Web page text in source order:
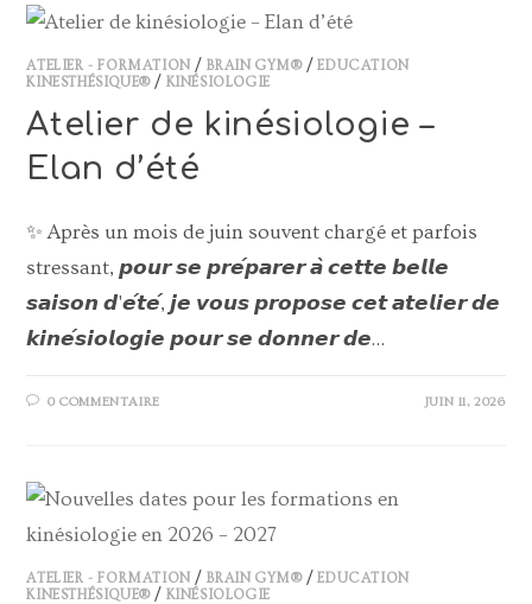
ATELIER - FORMATION / BRAIN GYM®/EDUCATION
KINESTHÉSIQUE®/ KINÉSIOLOGIE
Atelier de kinésiologie –
Elan d’été
✨ Après un mois de juin souvent chargé et parfois
stressant, 𝙥𝙤𝙪𝙧 𝙨𝙚 𝙥𝙧𝙚́𝙥𝙖𝙧𝙚𝙧 𝙖̀ 𝙘𝙚𝙩𝙩𝙚 𝙗𝙚𝙡𝙡𝙚
𝙨𝙖𝙞𝙨𝙤𝙣 𝙙'𝙚́𝙩𝙚́, 𝙟𝙚 𝙫𝙤𝙪𝙨 𝙥𝙧𝙤𝙥𝙤𝙨𝙚 𝙘𝙚𝙩 𝙖𝙩𝙚𝙡𝙞𝙚𝙧 𝙙𝙚
𝙠𝙞𝙣𝙚́𝙨𝙞𝙤𝙡𝙤𝙜𝙞𝙚 𝙥𝙤𝙪𝙧 𝙨𝙚 𝙙𝙤𝙣𝙣𝙚𝙧 𝙙𝙚…
0 COMMENTAIRE JUIN 11, 2026
ATELIER - FORMATION / BRAIN GYM®/EDUCATION
KINESTHÉSIQUE®/ KINÉSIOLOGIE